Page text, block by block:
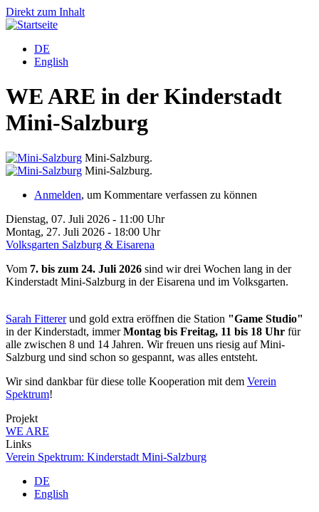
Direkt zum Inhalt
DE
English
WE ARE in der Kinderstadt
Mini-Salzburg
Mini-Salzburg.
Mini-Salzburg.
Anmelden, um Kommentare verfassen zu können
Dienstag, 07. Juli 2026 - 11:00 Uhr
Montag, 27. Juli 2026 - 18:00 Uhr
Volksgarten Salzburg & Eisarena
Vom 7. bis zum 24. Juli 2026 sind wir drei Wochen lang in der
Kinderstadt Mini-Salzburg in der Eisarena und im Volksgarten.
Sarah Fittererund gold extra eröffnen die Station "Game Studio"
in der Kinderstadt, immerMontag bis Freitag, 11 bis 18 Uhr für
alle zwischen 8 und 14 Jahren. Wir freuen uns riesig auf Mini-
Salzburg und sind schon so gespannt, was alles entsteht.
Wir sind dankbar für diese tolle Kooperation mit dem Verein
Spektrum!
Projekt
WE ARE
Links
Verein Spektrum: Kinderstadt Mini-Salzburg
DE
English